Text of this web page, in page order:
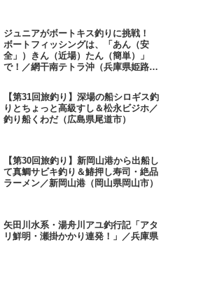
ジュニアがボートキス釣りに挑戦！
ボートフィッシングは、「あん（安
全」）きん（近場）たん（簡単）」
で！／網干南テトラ沖（兵庫県姫路
【第31回旅釣り】深場の船シロギス釣
りとちょっと高級すし＆松永ビジホ／
釣り船くわだ（広島県尾道市）
【第30回旅釣り】新岡山港から出船し
て真鯛サビキ釣り＆鰆押し寿司・絶品
ラーメン／新岡山港（岡山県岡山市）
矢田川水系・湯舟川アユ釣行記「アタ
リ鮮明・瀬掛かかり連発！」／兵庫県